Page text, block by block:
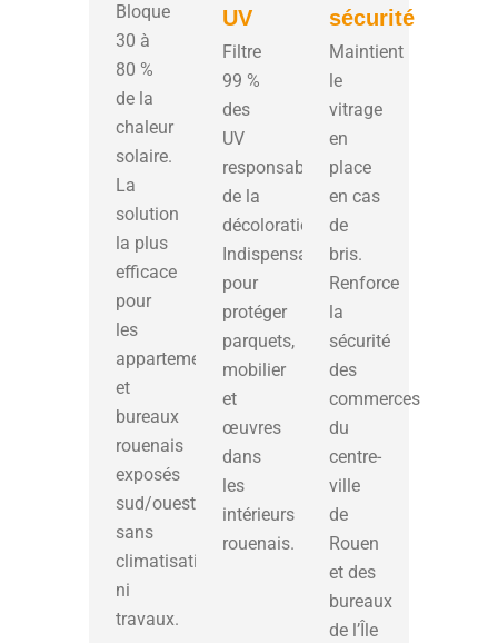
Bloque
30 à
80 %
de la
chaleur
solaire.
La
solution
la plus
efficace
pour
les
appartements
et
bureaux
rouenais
exposés
sud/ouest,
sans
climatisation
ni
travaux.
UV
Filtre
99 %
des
UV
responsables
de la
décoloration.
Indispensable
pour
protéger
parquets,
mobilier
et
œuvres
dans
les
intérieurs
rouenais.
sécurité
Maintient
le
vitrage
en
place
en cas
de
bris.
Renforce
la
sécurité
des
commerces
du
centre-
ville
de
Rouen
et des
bureaux
de l’Île